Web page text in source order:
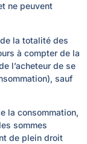
ne peuvent
la totalité des
à compter de la
l’acheteur de se
sauf
la consommation,
sommes
de plein droit